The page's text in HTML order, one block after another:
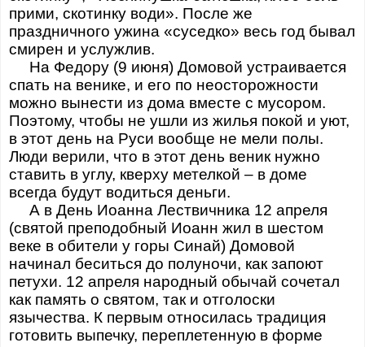
прими, скотинку води». После же
праздничного ужина «суседко» весь год бывал
смирен и услужлив.
На Федору (9 июня) Домовой устраивается
спать на венике, и его по неосторожности
можно вынести из дома вместе с мусором.
Поэтому, чтобы не ушли из жилья покой и уют,
в этот день на Руси вообще не мели полы.
Люди верили, что в этот день веник нужно
ставить в углу, кверху метелкой – в доме
всегда будут водиться деньги.
А в День Иоанна Лествичника 12 апреля
(святой преподобный Иоанн жил в шестом
веке в обители у горы Синай) Домовой
начинал беситься до полуночи, как запоют
петухи. 12 апреля народный обычай сочетал
как память о святом, так и отголоски
язычества. К первым относилась традиция
готовить выпечку, переплетенную в форме